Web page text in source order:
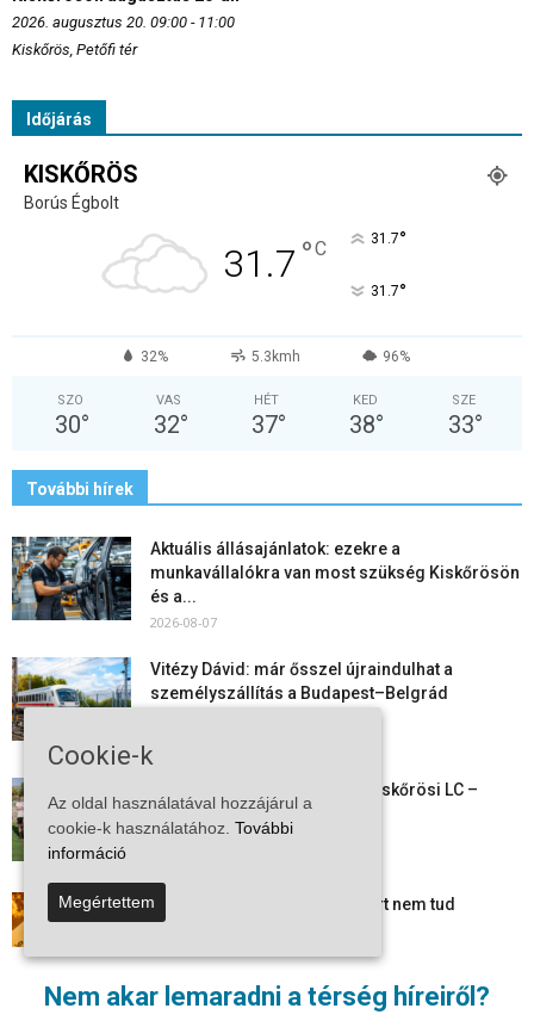
Nem akar lemaradni a térség híreiről?
2026. augusztus 20. 09:00 - 11:00
Kiskőrös, Petőfi tér
Időjárás
KISKŐRÖS
Borús Égbolt
31.7 °C 31.7°
31.7°
32% 5.3kmh 96%
SZO
30°
VAS
32°
HÉT
37°
KED
38°
SZE
33°
További hírek
Aktuális állásajánlatok: ezekre a
munkavállalókra van most szükség Kiskőrösön
és a...
2026-08-07
Vitézy Dávid: már ősszel újraindulhat a
személyszállítás a Budapest–Belgrád
Megkezdte a felkészülést a Kiskőrösi LC –
együtt maradt a keret,...
2026-08-06
Mi történik Európa felett? Ezért nem tud
szabadulni a kontinens a...
2026-08-05
Cookie-k
Az oldal használatával hozzájárul a
cookie-k használatához. További
információ
Megértettem